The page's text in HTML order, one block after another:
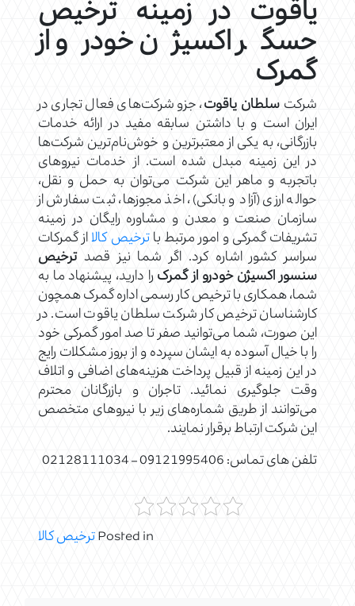
یاقوت در زمینه ترخیص
حسگر اکسیژن خودرو از
گمرک
شرکت سلطان یاقوت، جزو شرکت‌های فعال تجاری در
ایران است و با داشتن سابقه مفید در ارائه خدمات
بازرگانی، به یکی از معتبرترین و خوش‌نام‌ترین شرکت‌ها
در این زمینه مبدل شده است. از خدمات نیروهای
باتجربه و ماهر این شرکت می‌توان به حمل و نقل،
حواله ارزی (آزاد و بانکی)، اخذ مجوزها، ثبت سفارش از
سازمان صنعت و معدن و مشاوره رایگان در زمینه
تشریفات گمرکی و امور مرتبط باترخیص کالااز گمرکات
سراسر کشور اشاره کرد. اگر شما نیز قصدترخیص
سنسور اکسیژن خودرو از گمرکرا دارید، پیشنهاد ما به
شما، همکاری با ترخیص کار رسمی اداره گمرک همچون
کارشناسان ترخیص کار شرکت سلطان یاقوت است. در
این صورت، شما می‌توانید صفر تا صد امور گمرکی خود
را با خیال آسوده به ایشان سپرده و از بروز مشکلات رایج
در این زمینه از قبیل پرداخت هزینه‌های اضافی و اتلاف
وقت جلوگیری نمائید. تاجران و بازرگانان محترم
می‌توانند از طریق شماره‌های زیر با نیروهای متخصص
این شرکت ارتباط برقرار نمایند.
تلفن های تماس: 09121995406 – 02128111034
Posted inترخیص کالا